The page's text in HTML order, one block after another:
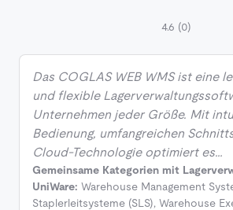
4.6 (0)
Das COGLAS WEB WMS ist eine
und flexible
Unternehmen jeder Größe. Mit
Bedienung, umfangreichen
Cloud-Technologie optimiert es…
Gemeinsame Kategorien mit
UniWare: Warehouse Management
Staplerleitsysteme (SLS), Warehouse